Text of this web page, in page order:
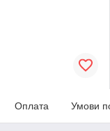
Оплата Умови